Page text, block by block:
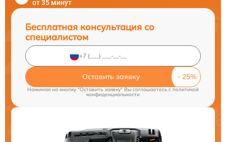
от 35 минут
Бесплатная консультация со
специалистом
Оставить заявку
Нажимая на кнопку "Оставить заявку" Вы соглашаетесь cполитикой
конфиденциальности